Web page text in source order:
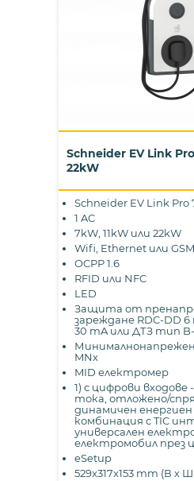
Schneider EV Link
22kW
Schneider EV Link Pro
1 AC
7kW, 11kW или 22kW
Wifi, Ethernet или GSM
OCPP 1.6
RFID или NFC
LED
Защита от
зареждане RDC-DD
30 mA или ДТЗ тип
MNx
MID електромер
1) с цифрови входове
тока, отложено/
динамичен
комбинация с TIC
универсален
електромобил през
eSetup
529x317x153 mm (В х